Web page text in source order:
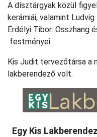
A dísztárgyak közül
kerámiái, valamint
Erdélyi Tibor: Összhang
festményei.
Kis Judit tervezőtársa a
lakberendező volt.
Egy Kis